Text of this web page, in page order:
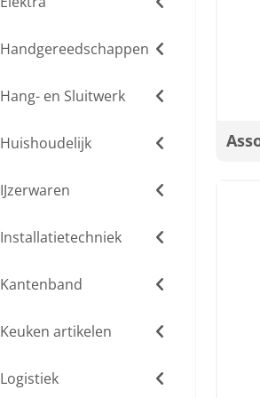
Handgereedschappen
Hang- en Sluitwerk
Huishoudelijk
IJzerwaren
Installatietechniek
Kantenband
Keuken artikelen
Logistiek